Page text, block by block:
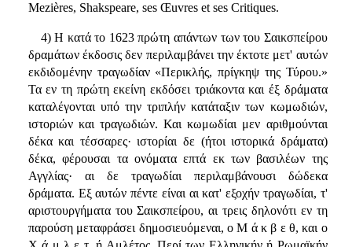
Mezières, Shakspeare, ses Œuvres et ses Critiques.
4) Η κατά το 1623 πρώτη απάντων των του Σαικσπείρου
δραμάτων έκδοσις δεν περιλαμβάνει την έκτοτε μετ' αυτών
εκδιδομένην τραγωδίαν «Περικλής, πρίγκηψ της Τύρου.»
Τα εν τη πρώτη εκείνη εκδόσει τριάκοντα και έξ δράματα
καταλέγονται υπό την τριπλήν κατάταξιν των κωμωδιών,
ιστοριών και τραγωδιών. Και κωμωδίαι μεν αριθμούνται
δέκα και τέσσαρες· ιστορίαι δε (ήτοι ιστορικά δράματα)
δέκα, φέρουσαι τα ονόματα επτά εκ των βασιλέων της
Αγγλίας· αι δε τραγωδίαι περιλαμβάνουσι δώδεκα
δράματα. Εξ αυτών πέντε είναι αι κατ' εξοχήν τραγωδίαι, τ'
αριστουργήματα του Σαικσπείρου, αι τρεις δηλονότι εν τη
παρούση μεταφράσει δημοσιευόμεναι, ο Μ ά κ β ε θ, και ο